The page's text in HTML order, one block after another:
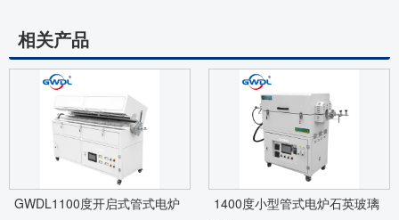
相关产品
GWDL1100度开启式管式电炉
1400度小型管式电炉石英玻璃